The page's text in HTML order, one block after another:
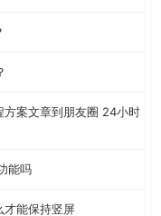
方案文章到朋友圈 24小时
能吗
才能保持竖屏